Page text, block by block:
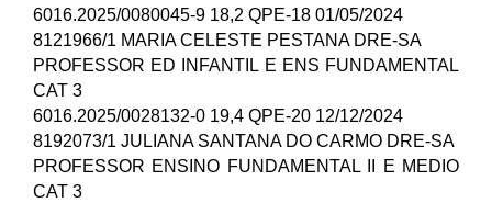
6016.2025/0080045-9 18,2 QPE-18 01/05/2024
8121966/1 MARIA CELESTE PESTANA DRE-SA
PROFESSOR ED INFANTIL E ENS FUNDAMENTAL
CAT 3
6016.2025/0028132-0 19,4 QPE-20 12/12/2024
8192073/1 JULIANA SANTANA DO CARMO DRE-SA
PROFESSOR ENSINO FUNDAMENTAL II E MEDIO
CAT 3